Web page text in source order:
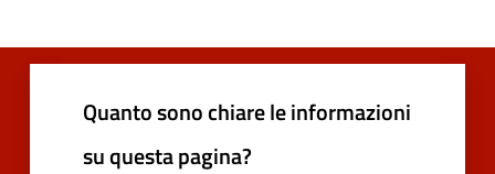
Quanto sono chiare le informazioni
su questa pagina?